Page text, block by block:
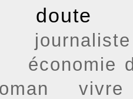
doute
journaliste
économie
vivre